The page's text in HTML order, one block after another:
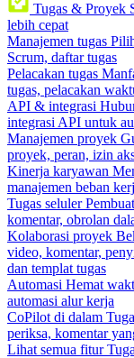
Tugas & Proyek
lebih cepat
Manajemen tugas
Scrum, daftar tugas
Pelacakan tugas
tugas, pelacakan
API & integrasi
integrasi API untuk
Manajemen proyek
proyek, peran, izin
Kinerja karyawan
manajemen beban
Tugas seluler
komentar, obrolan
Kolaborasi proyek
video, komentar,
dan templat tugas
Automasi Hemat
automasi alur kerja
CoPilot di dalam
periksa, komentar
Lihat semua fitur